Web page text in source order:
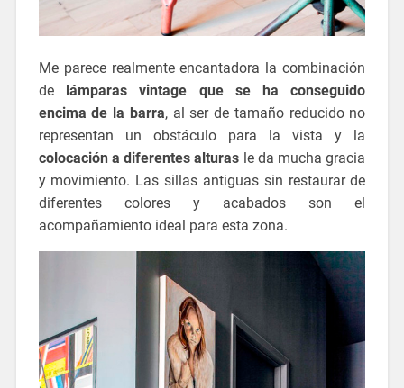
Me parece realmente encantadora la combinación
de lámparas vintage que se ha conseguido
encima de la barra, al ser de tamaño reducido no
representan un obstáculo para la vista y la
colocación a diferentes alturas le da mucha gracia
y movimiento. Las sillas antiguas sin restaurar de
diferentes colores y acabados son el
acompañamiento ideal para esta zona.